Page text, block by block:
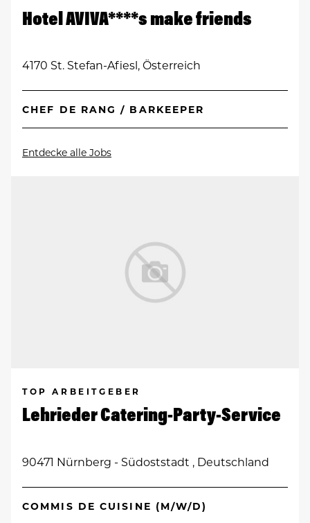
Hotel AVIVA****s make friends
4170 St. Stefan-Afiesl, Österreich
CHEF DE RANG / BARKEEPER
Entdecke alle Jobs
TOP ARBEITGEBER
Lehrieder Catering-Party-Service
90471 Nürnberg - Südoststadt , Deutschland
COMMIS DE CUISINE (M/W/D)